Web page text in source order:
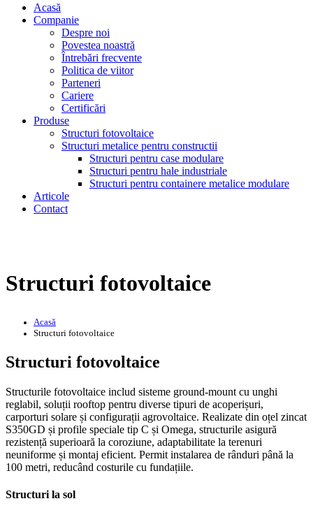
Acasă
Companie
Despre noi
Povestea noastră
Întrebări frecvente
Politica de viitor
Parteneri
Cariere
Certificări
Produse
Structuri fotovoltaice
Structuri metalice pentru constructii
Structuri pentru case modulare
Structuri pentru hale industriale
Structuri pentru containere metalice modulare
Articole
Contact
Structuri fotovoltaice
Acasă
Structuri fotovoltaice
Structuri fotovoltaice
Structurile fotovoltaice includ sisteme ground-mount cu unghi
reglabil, soluții rooftop pentru diverse tipuri de acoperișuri,
carporturi solare și configurații agrovoltaice. Realizate din oțel zincat
S350GD și profile speciale tip C și Omega, structurile asigură
rezistență superioară la coroziune, adaptabilitate la terenuri
neuniforme și montaj eficient. Permit instalarea de rânduri până la
100 metri, reducând costurile cu fundațiile.
Structuri la sol